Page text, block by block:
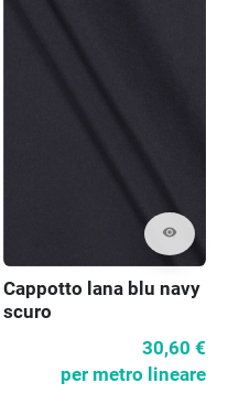
visibility
Cappotto lana blu navy
scuro
30,60 €
per metro lineare